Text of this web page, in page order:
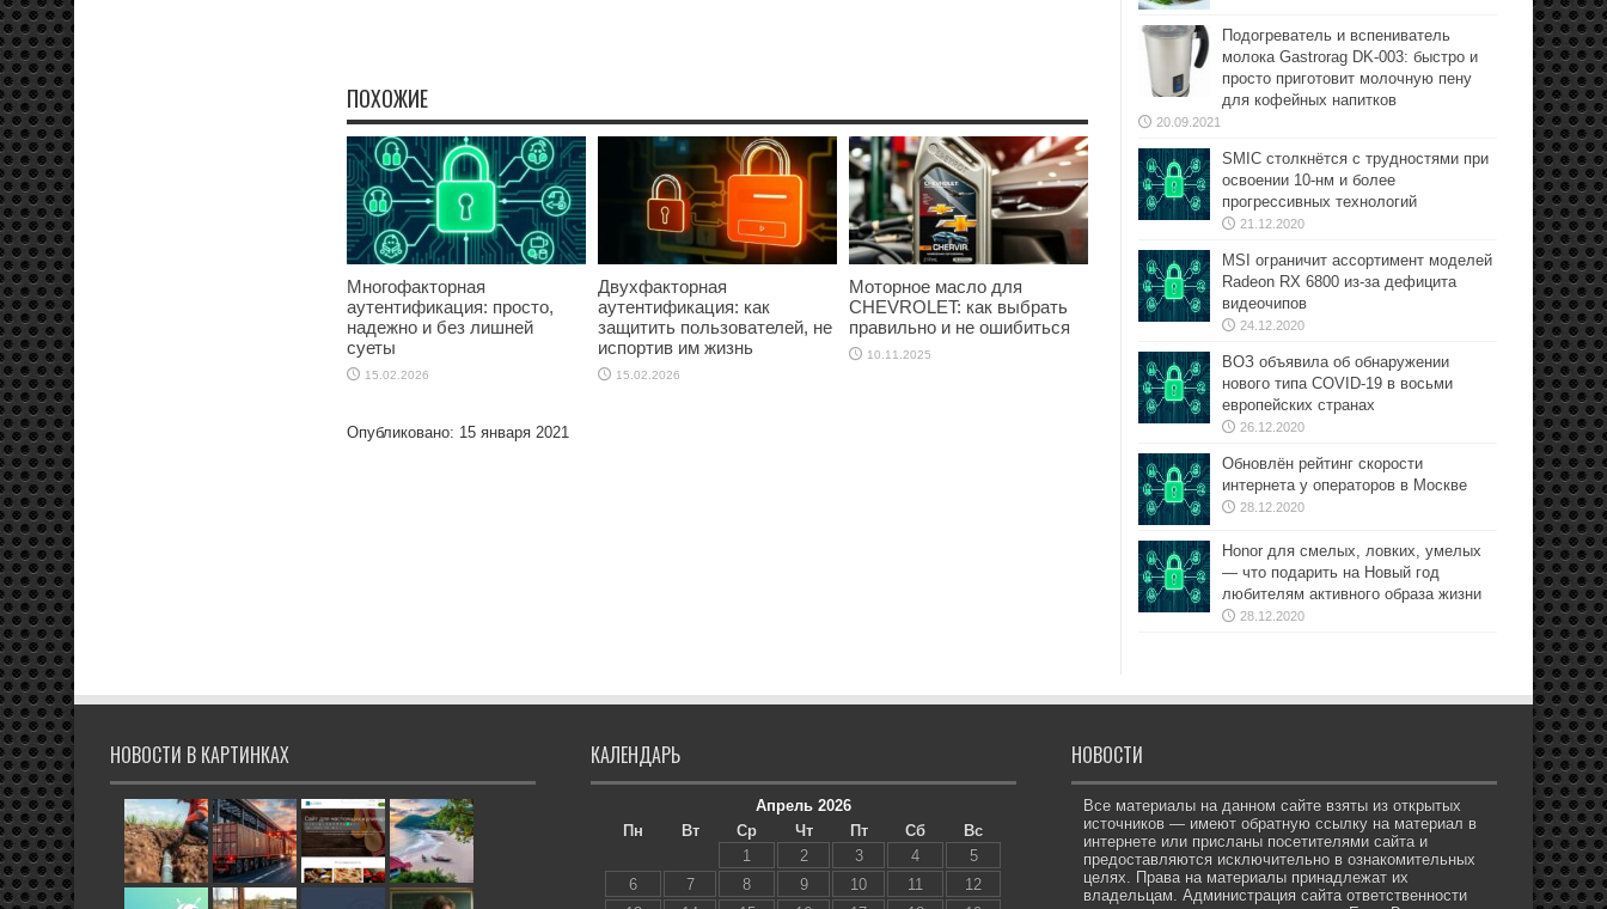
ПОХОЖИЕ
Многофакторная
аутентификация: просто,
надежно и без лишней
суеты
15.02.2026
Двухфакторная
аутентификация: как
защитить пользователей, не
испортив им жизнь
15.02.2026
Моторное масло для
CHEVROLET: как выбрать
правильно и не ошибиться
10.11.2025
Опубликовано: 15 января 2021
Подогреватель и вспениватель
молока Gastrorag DK-003: быстро и
просто приготовит молочную пену
для кофейных напитков
20.09.2021
SMIC столкнётся с трудностями при
освоении 10-нм и более
прогрессивных технологий
21.12.2020
MSI ограничит ассортимент моделей
Radeon RX 6800 из-за дефицита
видеочипов
24.12.2020
ВОЗ объявила об обнаружении
нового типа COVID-19 в восьми
европейских странах
26.12.2020
Обновлён рейтинг скорости
интернета у операторов в Москве
28.12.2020
Honor для смелых, ловких, умелых
— что подарить на Новый год
любителям активного образа жизни
28.12.2020
НОВОСТИ В КАРТИНКАХ КАЛЕНДАРЬ
Апрель 2026
Пн
Вт Ср Чт Пт Сб
Вс
1
2 3 4
5
6
7 8 9 10 11
12
НОВОСТИ
Все материалы на данном сайте взяты из открытых
источников — имеют обратную ссылку на материал в
интернете или присланы посетителями сайта и
предоставляются исключительно в ознакомительных
целях. Права на материалы принадлежат их
владельцам. Администрация сайта ответственности